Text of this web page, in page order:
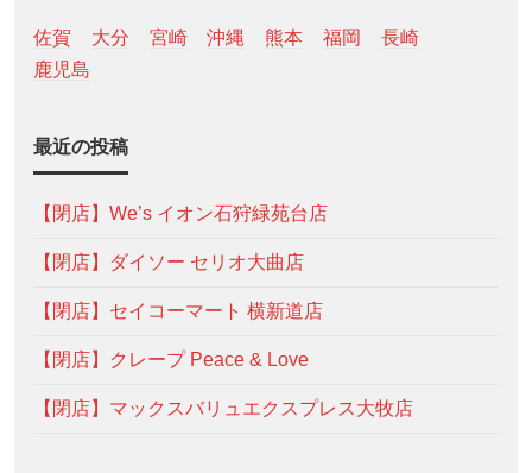
佐賀 大分 宮崎 沖縄 熊本 福岡
長崎
鹿児島
最近の投稿
【閉店】We’s イオン石狩緑苑台店
【閉店】ダイソー セリオ大曲店
【閉店】セイコーマート 横新道店
【閉店】クレープ Peace & Love
【閉店】マックスバリュエクスプレス大牧店